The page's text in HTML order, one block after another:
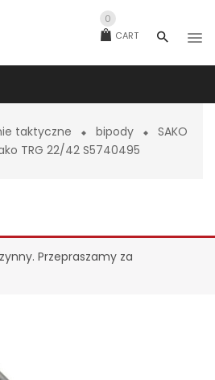
CART
0
taktyczne bipody
SAKO
TRG 22/42 S5740495
Przepraszamy za